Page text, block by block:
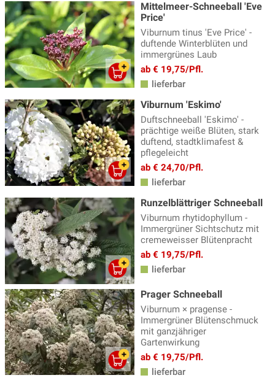
Mittelmeer-Schneeball 'Eve
Price'
Viburnum tinus 'Eve Price' -
duftende Winterblüten und
immergrünes Laub
ab € 19,75/Pfl.
lieferbar
Viburnum 'Eskimo'
Duftschneeball 'Eskimo' -
prächtige weiße Blüten, stark
duftend, stadtklimafest &
pflegeleicht
ab € 24,70/Pfl.
lieferbar
Runzelblättriger Schneeball
Viburnum rhytidophyllum -
Immergrüner Sichtschutz mit
cremeweisser Blütenpracht
ab € 19,75/Pfl.
lieferbar
Prager Schneeball
Viburnum × pragense -
Immergrüner Blütenschmuck
mit ganzjähriger
Gartenwirkung
ab € 19,75/Pfl.
lieferbar